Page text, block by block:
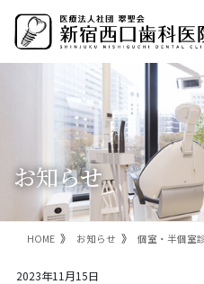
ン
ー
お知らせ
HOME お知らせ 個室・半個室
2023年11月15日